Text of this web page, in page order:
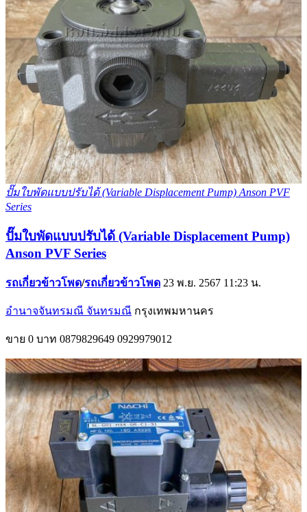
ปั๊มใบพัดแบบปรับได้ (Variable Displacement Pump) Anson PVF
Series
ปั๊มใบพัดแบบปรับได้ (Variable Displacement Pump)
Anson PVF Series
รถเกี่ยวข้าวโพด/รถเกี่ยวข้าวโพด 23 พ.ย. 2567 11:23 น.
อำนาจจันทรมณี จันทรมณี กรุงเทพมหานคร
ขาย 0 บาท 0879829649 0929979012